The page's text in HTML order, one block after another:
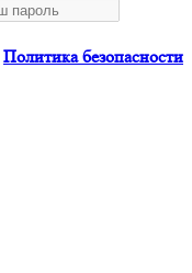
Политика безопасности